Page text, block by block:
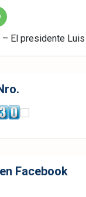
El presidente
Facebook